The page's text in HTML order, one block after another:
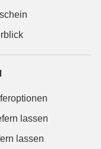
lassen
lassen